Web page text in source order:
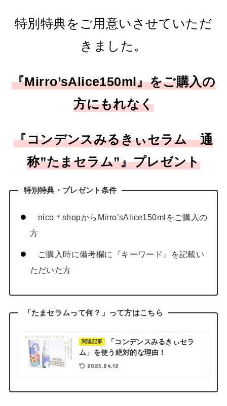
特別特典をご用意いさせていただ
きました。
『Mirro’sAlice150ml』をご購入の
方にもれなく
『コンデンスみるきぃセラム 通
称”たまセラム”』プレゼント
特別特典・プレゼント条件
nico＊shopからMirro’sAlice150mlをご購入の
方
ご購入時に備考欄に『キーワード』を記載い
ただいた方
「たまセラムって何？」って方はこちら
関連記事
「コンデンスみるきぃセラ
ム」を使う絶対的な理由！
2023.04.12